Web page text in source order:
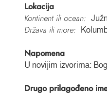
Lokacija
Kontinent ili ocean:
Država ili more:
Napomena
U novijim izvorima:
Drugo prilagođeno